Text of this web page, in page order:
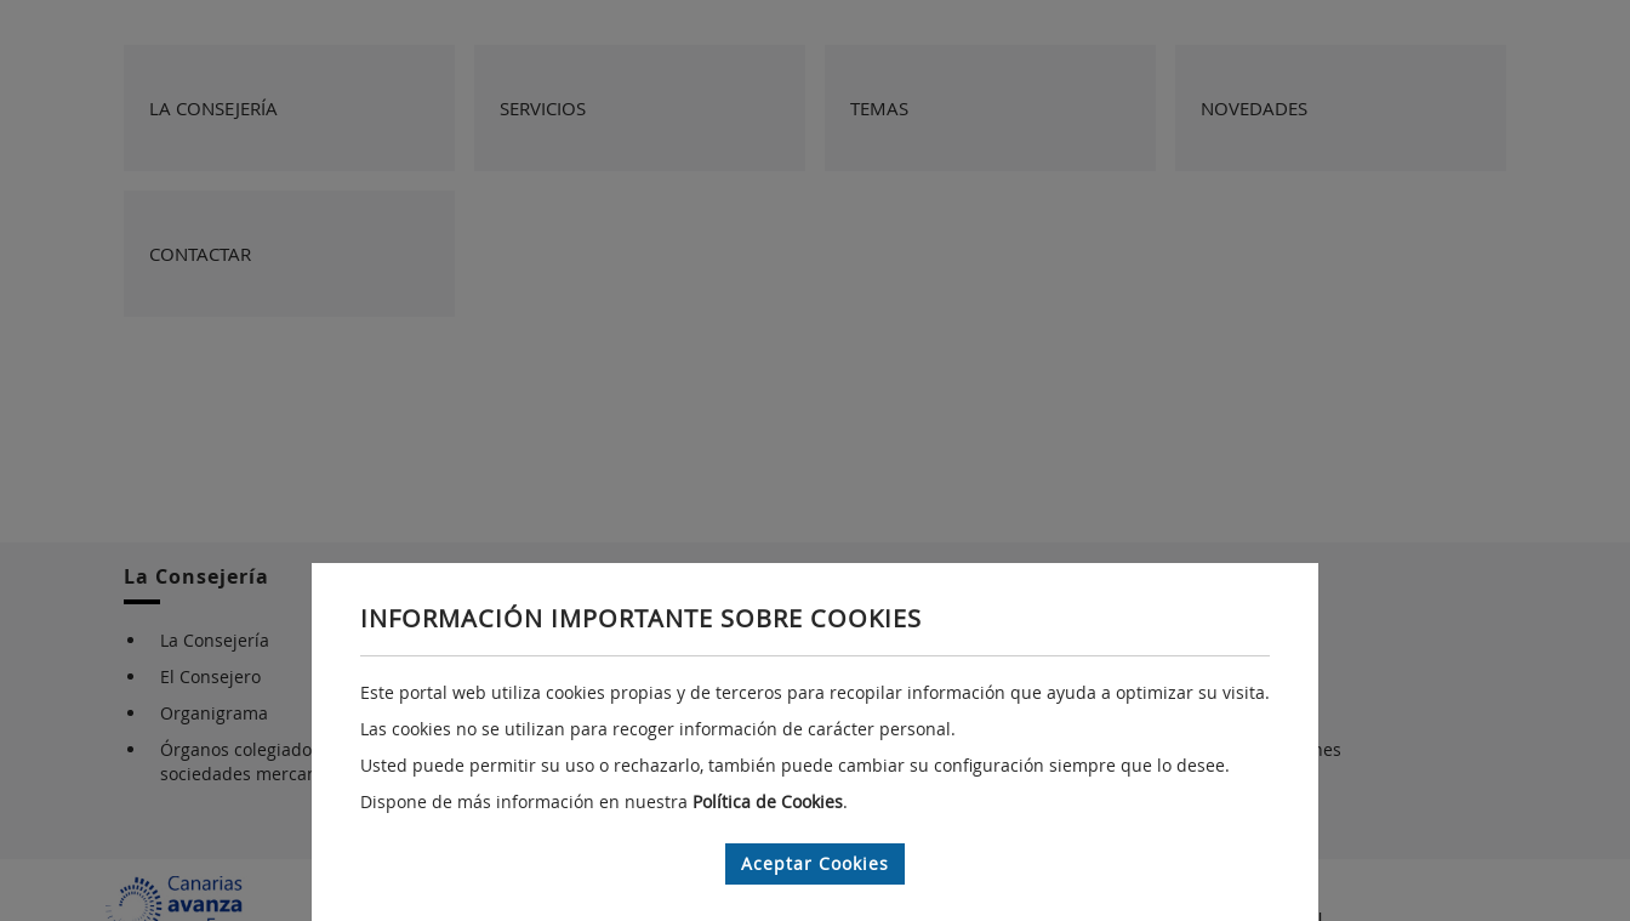
LA CONSEJERÍA SERVICIOS TEMAS NOVEDADES
CONTACTAR
La Consejería
La Consejería
El Consejero
Organigrama
Órganos colegiados, organismos, fundaciones y
sociedades mercantiles
Sugerencias y reclamaciones
INFORMACIÓN IMPORTANTE SOBRE COOKIES
Este portal web utiliza cookies propias y de terceros para recopilar información que ayuda a optimizar su visita.
Las cookies no se utilizan para recoger información de carácter personal.
Usted puede permitir su uso o rechazarlo, también puede cambiar su configuración siempre que lo desee.
Dispone de más información en nuestra Política de Cookies.
Aceptar Cookies